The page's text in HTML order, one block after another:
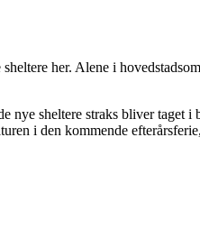
her. Alene i
nye sheltere straks bliver taget
i den kommende